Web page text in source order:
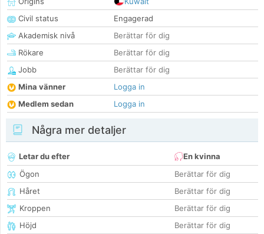
Civil status
Engagerad
Akademisk nivå
Berättar för dig
Rökare
Berättar för dig
Jobb
Berättar för dig
Mina vänner
Logga in
Medlem sedan
Logga in
Några mer detaljer
Letar du efter
En kvinna
Ögon
Berättar för dig
Håret
Berättar för dig
Kroppen
Berättar för dig
Höjd
Berättar för dig